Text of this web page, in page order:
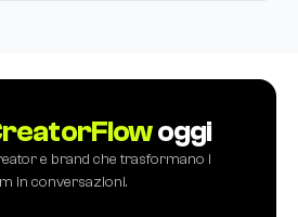
oggi
e brand che trasformano i
in conversazioni.